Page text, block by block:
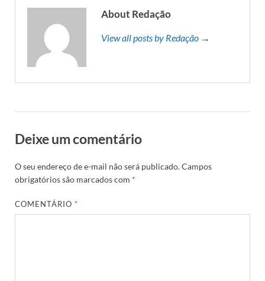
About Redação
View all posts by Redação →
Deixe um comentário
O seu endereço de e-mail não será publicado.Campos
obrigatórios são marcados com *
COMENTÁRIO*